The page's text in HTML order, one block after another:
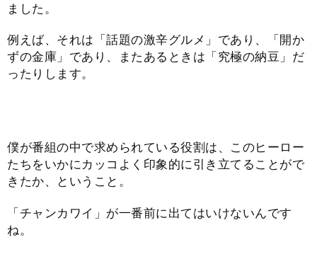
ました。
例えば、それは「話題の激辛グルメ」であり、「開か
ずの金庫」であり、またあるときは「究極の納豆」だ
ったりします。
僕が番組の中で求められている役割は、このヒーロー
たちをいかにカッコよく印象的に引き立てることがで
きたか、ということ。
「チャンカワイ」が一番前に出てはいけないんです
ね。